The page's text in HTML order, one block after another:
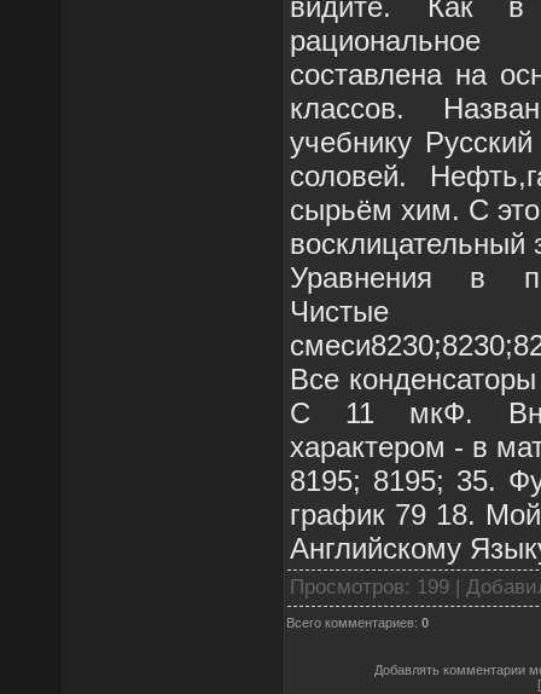
рациональное
составлена на
классов.
учебнику
соловей.
сырьём хим. С
восклицательный
Уравнения в
Чистые
Все
C 11 мкФ.
характером - в
8195; 8195; 35.
график 79 18.
Английскому
Просмотров: 199 |
Всего комментариев: 0
Добавлять комментарии